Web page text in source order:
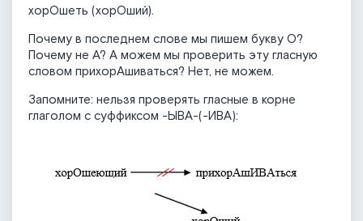
хорОшеть (хорОший).
Почему в последнем слове мы пишем букву О?
Почему не А? А можем мы проверить эту гласную
словом прихорАшиваться? Нет, не можем.
Запомните: нельзя проверять гласные в корне
глаголом с суффиксом -ЫВА-(-ИВА):